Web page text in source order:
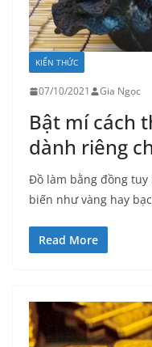
KIẾN THỨC
07/10/2021 Gia Ngọc
Bật mí cách
dành riêng
Đồ làm bằng đồng
biến như vàng hay
Read More